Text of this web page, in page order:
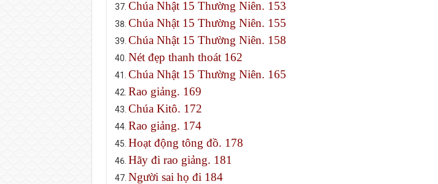
Chúa Nhật 15 Thường Niên. 153
Chúa Nhật 15 Thường Niên. 155
Chúa Nhật 15 Thường Niên. 158
Nét đẹp thanh thoát 162
Chúa Nhật 15 Thường Niên. 165
Rao giảng. 169
Chúa Kitô. 172
Rao giảng. 174
Hoạt động tông đồ. 178
Hãy đi rao giảng. 181
Người sai họ đi 184